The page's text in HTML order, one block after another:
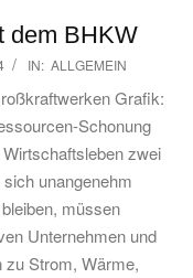
dem BHKW
IN: ALLGEMEIN
Grafik:
Schonung
zwei
unangenehm
müssen
Unternehmen und
zu Strom, Wärme,